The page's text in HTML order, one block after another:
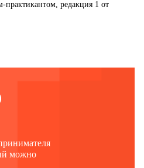
практикантом, редакция 1 от
можно